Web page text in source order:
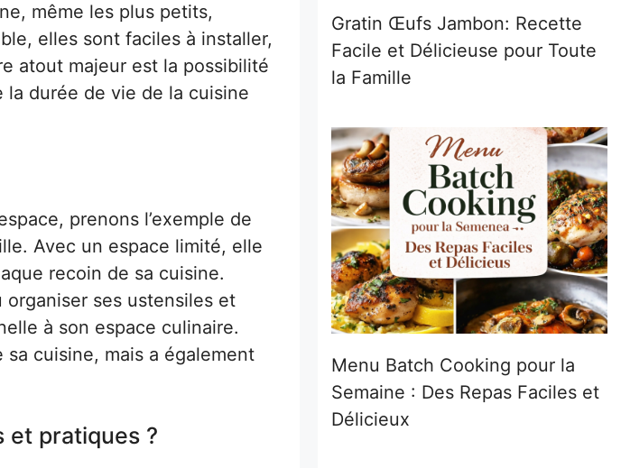
même les plus petits,
elles sont faciles à installer,
atout majeur est la possibilité
durée de vie de la cuisine
prenons l’exemple de
Avec un espace limité, elle
recoin de sa cuisine.
ses ustensiles et
à son espace culinaire.
cuisine, mais a également
et pratiques ?
Gratin Œufs Jambon: Recette
Facile et Délicieuse pour Toute
la Famille
Menu Batch Cooking pour la
Semaine : Des Repas Faciles et
Délicieux